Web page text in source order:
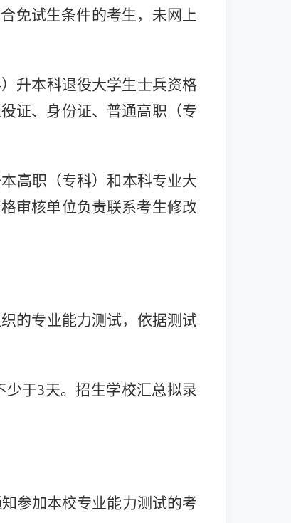
免试生条件的考生，未网上
升本科退役大学生士兵资格
证、身份证、普通高职（专
高职（专科）和本科专业大
审核单位负责联系考生修改
的专业能力测试，依据测试
少于3天。招生学校汇总拟录
参加本校专业能力测试的考